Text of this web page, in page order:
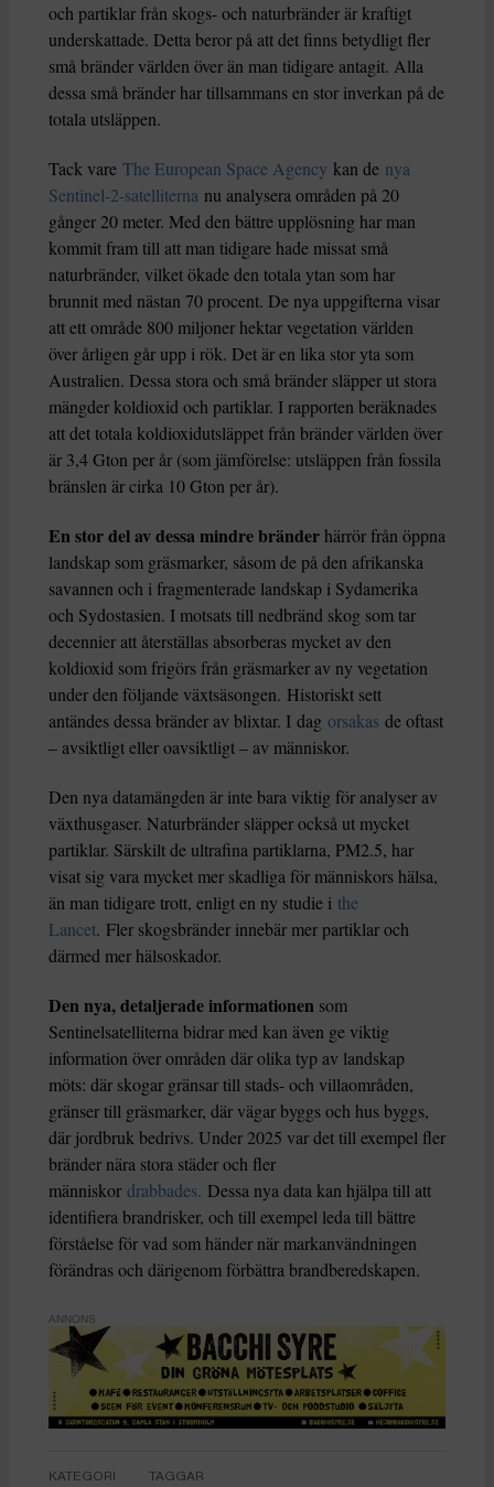
och partiklar från skogs- och naturbränder är kraftigt
underskattade. Detta beror på att det finns betydligt fler
små bränder världen över än man tidigare antagit. Alla
dessa små bränder har tillsammans en stor inverkan på de
totala utsläppen.
Tack vare The European Space Agency kan de nya
Sentinel-2-satelliterna nu analysera områden på 20
gånger 20 meter. Med den bättre upplösning har man
kommit fram till att man tidigare hade missat små
naturbränder, vilket ökade den totala ytan som har
brunnit med nästan 70 procent. De nya uppgifterna visar
att ett område 800 miljoner hektar vegetation världen
över årligen går upp i rök. Det är en lika stor yta som
Australien. Dessa stora och små bränder släpper ut stora
mängder koldioxid och partiklar. I rapporten beräknades
att det totala koldioxidutsläppet från bränder världen över
är 3,4 Gton per år (som jämförelse: utsläppen från fossila
bränslen är cirka 10 Gton per år).
En stor del av dessa mindre bränder härrör från öppna
landskap som gräsmarker, såsom de på den afrikanska
savannen och i fragmenterade landskap i Sydamerika
och Sydostasien. I motsats till nedbränd skog som tar
decennier att återställas absorberas mycket av den
koldioxid som frigörs från gräsmarker av ny vegetation
under den följande växtsäsongen. Historiskt sett
antändes dessa bränder av blixtar. I dag orsakas de oftast
– avsiktligt eller oavsiktligt – av människor.
Den nya datamängden är inte bara viktig för analyser av
växthusgaser. Naturbränder släpper också ut mycket
partiklar. Särskilt de ultrafina partiklarna, PM2.5, har
visat sig vara mycket mer skadliga för människors hälsa,
än man tidigare trott, enligt en ny studie i the
Lancet. Fler skogsbränder innebär mer partiklar och
därmed mer hälsoskador.
Den nya, detaljerade informationen som
Sentinelsatelliterna bidrar med kan även ge viktig
information över områden där olika typ av landskap
möts: där skogar gränsar till stads- och villaområden,
gränser till gräsmarker, där vägar byggs och hus byggs,
där jordbruk bedrivs. Under 2025 var det till exempel fler
bränder nära stora städer och fler
människor drabbades. Dessa nya data kan hjälpa till att
identifiera brandrisker, och till exempel leda till bättre
förståelse för vad som händer när markanvändningen
förändras och därigenom förbättra brandberedskapen.
ANNONS
KATEGORI TAGGAR